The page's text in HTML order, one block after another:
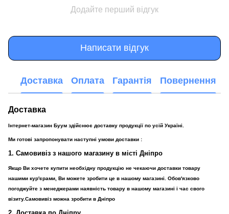
Додайте перший відгук
Написати відгук
Доставка Оплата Гарантія Повернення
Доставка
Інтернет-магазин Буум здійснює доставку продукції по усій Україні.
Ми готові запропонувати наступні умови доставки :
1. Самовивіз з нашого магазину в місті Дніпро
Якщо Ви хочете купити необхідну продукцію не чекаючи доставки товару
нашими кур'єрами, Ви можете зробити це в нашому магазині. Обов'язково
погоджуйте з менеджерами наявність товару в нашому магазині і час свого
візиту.Самовивіз можна зробити в Дніпро